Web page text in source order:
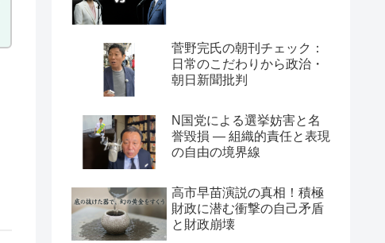
菅野完氏の朝刊チェック：
日常のこだわりから政治・
朝日新聞批判
N国党による選挙妨害と名
誉毀損 ― 組織的責任と表現
の自由の境界線
高市早苗演説の真相！積極
財政に潜む衝撃の自己矛盾
と財政崩壊